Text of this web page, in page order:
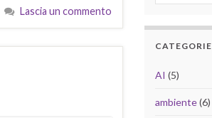
Lascia un commento
CATEGORIE
AI (5)
ambiente(6)